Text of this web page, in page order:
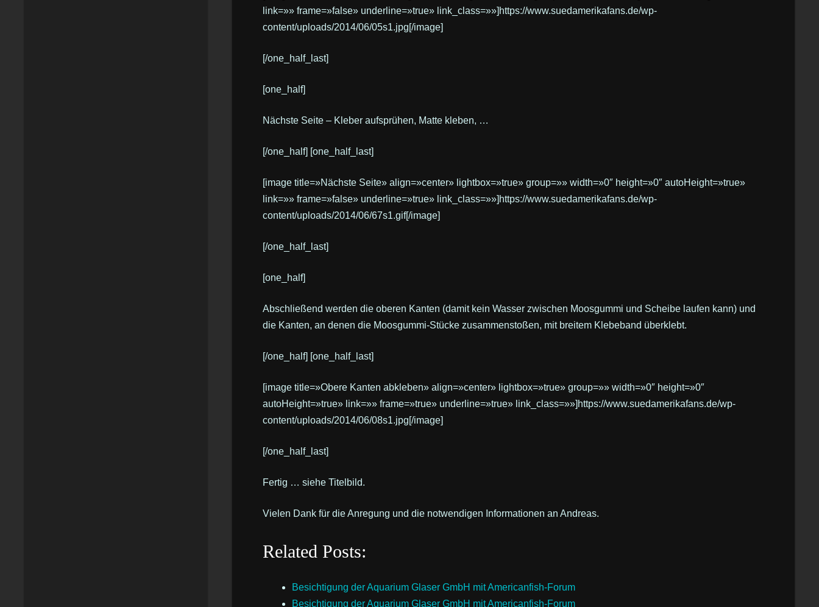
link=»» frame=»false» underline=»true» link_class=»»]https://www.suedamerikafans.de/wp-
content/uploads/2014/06/05s1.jpg[/image]
[/one_half_last]
[one_half]
Nächste Seite – Kleber aufsprühen, Matte kleben, …
[/one_half] [one_half_last]
[image title=»Nächste Seite» align=»center» lightbox=»true» group=»» width=»0″ height=»0″ autoHeight=»true»
link=»» frame=»false» underline=»true» link_class=»»]https://www.suedamerikafans.de/wp-
content/uploads/2014/06/67s1.gif[/image]
[/one_half_last]
[one_half]
Abschließend werden die oberen Kanten (damit kein Wasser zwischen Moosgummi und Scheibe laufen kann) und
die Kanten, an denen die Moosgummi-Stücke zusammenstoßen, mit breitem Klebeband überklebt.
[/one_half] [one_half_last]
[image title=»Obere Kanten abkleben» align=»center» lightbox=»true» group=»» width=»0″ height=»0″
autoHeight=»true» link=»» frame=»true» underline=»true» link_class=»»]https://www.suedamerikafans.de/wp-
content/uploads/2014/06/08s1.jpg[/image]
[/one_half_last]
Fertig … siehe Titelbild.
Vielen Dank für die Anregung und die notwendigen Informationen an Andreas.
Related Posts:
Besichtigung der Aquarium Glaser GmbH mit Americanfish-Forum
Besichtigung der Aquarium Glaser GmbH mit Americanfish-Forum